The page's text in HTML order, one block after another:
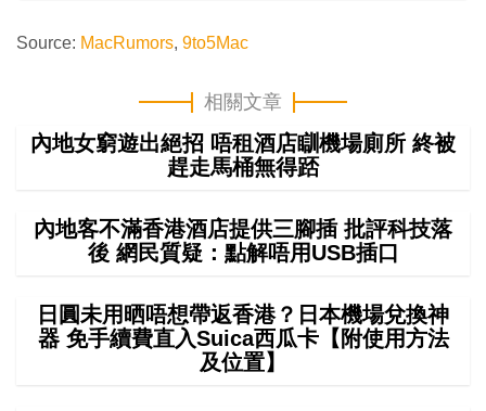
Source: MacRumors, 9to5Mac
相關文章
內地女窮遊出絕招 唔租酒店瞓機場廁所 終被
趕走馬桶無得踎
內地客不滿香港酒店提供三腳插 批評科技落
後 網民質疑：點解唔用USB插口
日圓未用晒唔想帶返香港？日本機場兌換神
器 免手續費直入Suica西瓜卡【附使用方法
及位置】